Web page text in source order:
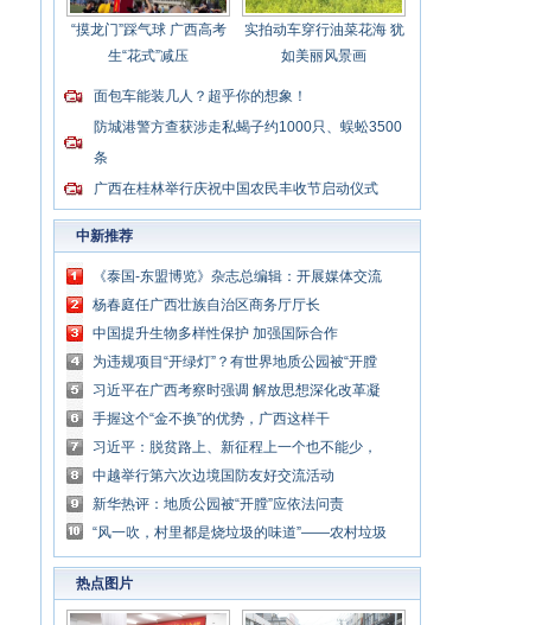
“摸龙门”踩气球 广西高考
生“花式”减压
实拍动车穿行油菜花海 犹
如美丽风景画
面包车能装几人？超乎你的想象！
防城港警方查获涉走私蝎子约1000只、蜈蚣3500
条
广西在桂林举行庆祝中国农民丰收节启动仪式
中新推荐
《泰国-东盟博览》杂志总编辑：开展媒体交流
讲好中国与东盟合作故事
杨春庭任广西壮族自治区商务厅厅长
中国提升生物多样性保护 加强国际合作
为违规项目“开绿灯”？有世界地质公园被“开膛
破肚”
习近平在广西考察时强调 解放思想深化改革凝
心聚力担当实干 建设新时代中国特色社会主义
壮美
手握这个“金不换”的优势，广西这样干
习近平：脱贫路上、新征程上一个也不能少，
中国共产党说话算数
中越举行第六次边境国防友好交流活动
新华热评：地质公园被“开膛”应依法问责
“风一吹，村里都是烧垃圾的味道”——农村垃圾
处理谁来管？
热点图片